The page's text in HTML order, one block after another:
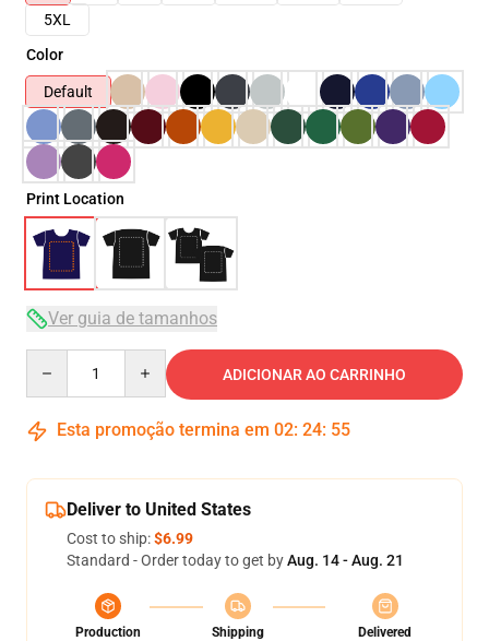
5XL
Color
Default
Print Location
Ver guia de tamanhos
ADICIONAR AO CARRINHO
Esta promoção termina em 02: 24: 54
Deliver to United States
Cost to ship:$6.99
Standard - Order today to get byAug. 14 - Aug. 21
Production
Shipping
Delivered